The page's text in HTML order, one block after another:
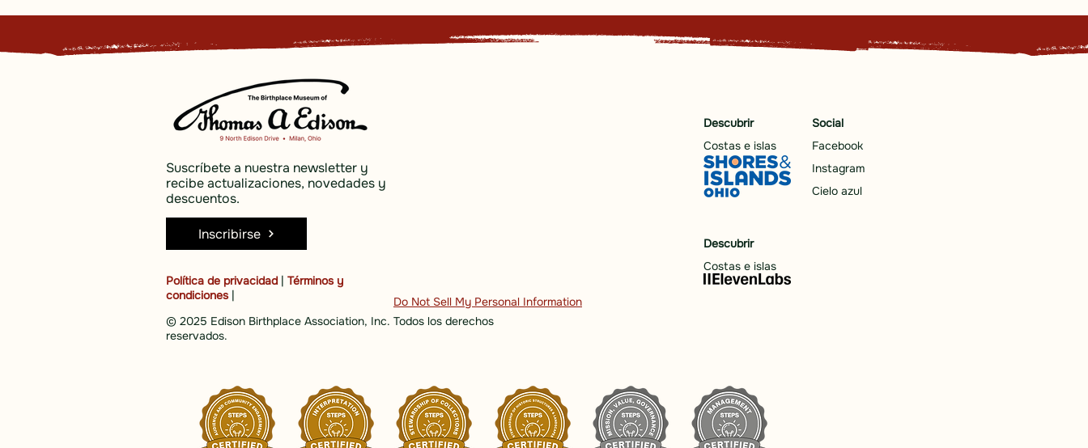
Do Not Sell My Personal Information
Suscríbete a nuestra newsletter y
recibe actualizaciones, novedades y
descuentos.
Inscribirse
Política de privacidad | Términos y
condiciones |
© 2025 Edison Birthplace Association, Inc. Todos los derechos
reservados.
Descubrir
Costas e islas
Social
Facebook
Instagram
Cielo azul
Descubrir
Costas e islas